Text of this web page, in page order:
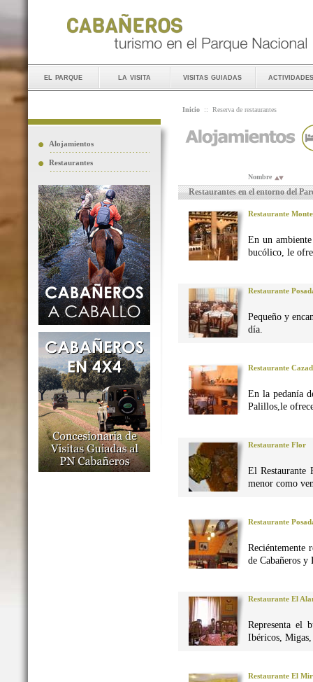
el parque la visita visitas guiadas actividades
Alojamientos
Restaurantes
Inicio :: Reserva de restaurantes
Nombre
Restaurantes en el entorno del
Restaurante
En un
bucólico, le
Restaurante
Pequeño y
día.
Restaurante
En la pedanía
Palillos,le
Restaurante Flor
El Restaurante
menor como
Restaurante
Reciéntemente
de Cabañeros y
Restaurante El
Representa el
Ibéricos, Migas,
Restaurante El